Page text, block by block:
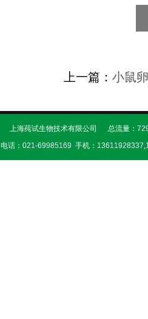
上一篇： 小鼠
上海莼试生物技术有限公司 总流量：
电话：021-69985169 手机：